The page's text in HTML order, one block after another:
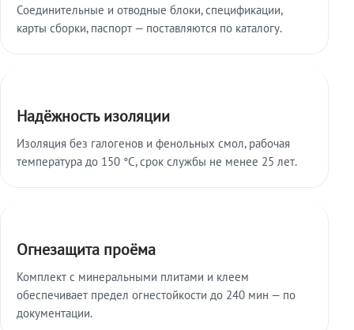
Соединительные и отводные блоки, спецификации,
карты сборки, паспорт — поставляются по каталогу.
Надёжность изоляции
Изоляция без галогенов и фенольных смол, рабочая
температура до 150 °C, срок службы не менее 25 лет.
Огнезащита проёма
Комплект с минеральными плитами и клеем
обеспечивает предел огнестойкости до 240 мин — по
документации.